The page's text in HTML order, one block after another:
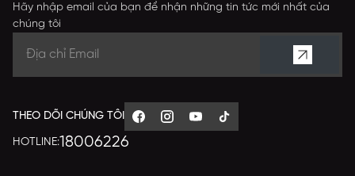
Hãy nhập email của bạn để nhận những tin tức mới nhất của
chúng tôi
THEO DÕI CHÚNG TÔI
HOTLINE:18006226